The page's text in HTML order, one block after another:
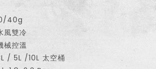
40g
雙冷
控溫
/ 5L /10L 太空桶